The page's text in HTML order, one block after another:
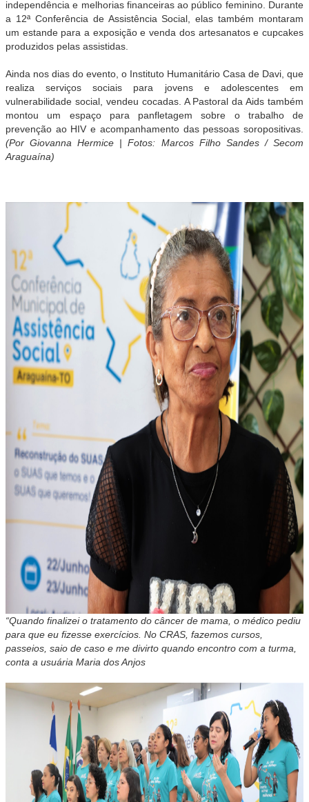
independência e melhorias financeiras ao público feminino. Durante
a 12ª Conferência de Assistência Social, elas também montaram
um estande para a exposição e venda dos artesanatos e cupcakes
produzidos pelas assistidas.
Ainda nos dias do evento, o Instituto Humanitário Casa de Davi, que
realiza serviços sociais para jovens e adolescentes em
vulnerabilidade social, vendeu cocadas. A Pastoral da Aids também
montou um espaço para panfletagem sobre o trabalho de
prevenção ao HIV e acompanhamento das pessoas soropositivas.
(Por Giovanna Hermice | Fotos: Marcos Filho Sandes / Secom
Araguaína)
“Quando finalizei o tratamento do câncer de mama, o médico pediu
para que eu fizesse exercícios. No CRAS, fazemos cursos,
passeios, saio de caso e me divirto quando encontro com a turma,
conta a usuária Maria dos Anjos